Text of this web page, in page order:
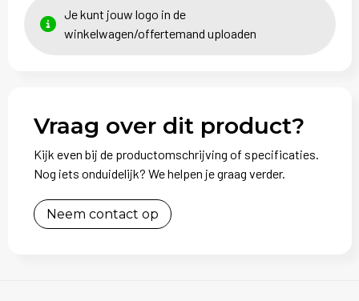
Je kunt jouw logo in de
winkelwagen/offertemand uploaden
Vraag over dit product?
Kijk even bij de productomschrijving of specificaties.
Nog iets onduidelijk? We helpen je graag verder.
Neem contact op